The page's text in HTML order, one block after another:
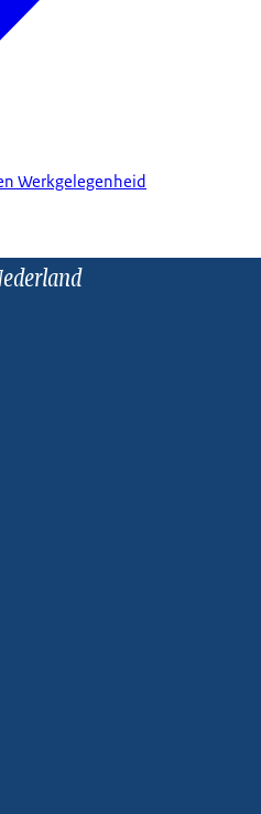
Werkgelegenheid